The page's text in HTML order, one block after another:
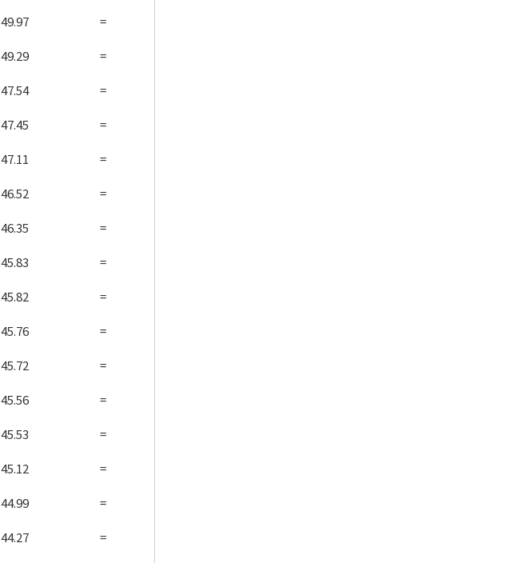
49.97 =
49.29 =
47.54 =
47.45 =
47.11 =
46.52 =
46.35 =
45.83 =
45.82 =
45.76 =
45.72 =
45.56 =
45.53 =
45.12 =
44.99 =
44.27 =